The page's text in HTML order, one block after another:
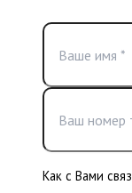
Как с Вами